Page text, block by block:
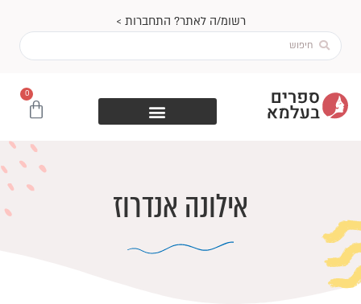
רשומ/ה לאתר? התחברות >
Search
0
עגלת
אילונה אנדרוז